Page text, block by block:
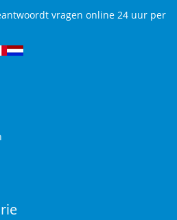
vragen online 24 uur per